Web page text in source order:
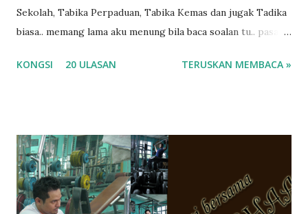
Sekolah, Tabika Perpaduan, Tabika Kemas dan jugak Tadika
biasa.. memang lama aku menung bila baca soalan tu.. pasal
ko.. masa tu aku baru je ada anak sorang dan aku hentam je
tanya sapa-sapa pun masa tu.. bila fikir-fikirkan balik terasa
jugak masa alahai teruknya kami sebagai ibubapa.. dan kami
terasa jugak semakin teruk bila abg long dah masuk 2 tahun
kat salah satu tadika swasta ni.. tapi nampaknya kenal huruf
KONGSI 20 ULASAN TERUSKAN MEMBACA »